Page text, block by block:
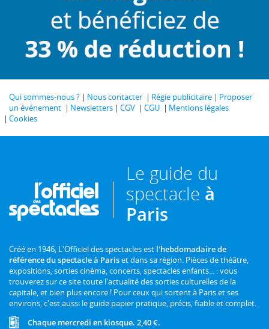
Qui sommes-nous ? Nous contacter Régie publicitaire
Proposer
un événement
Newsletters CGV CGU
Mentions légales
Cookies
Le guide du
spectacle à
Paris
Créé en 1946, L'Officiel des spectacles est l'hebdomadaire de
référence du spectacle à Pariset dans sa région. Pièces de théâtre,
expositions, sorties cinéma, concerts, spectacles enfants... : vous
trouverez sur ce site toute l'actualité des sorties culturelles de la
capitale, et bien plus encore ! Pour ceux qui sortent à Paris et ses
environs, c'est aussi le guide papier pratique, précis, fiable et complet.
Chaque mercredi en kiosque. 2,40 €.